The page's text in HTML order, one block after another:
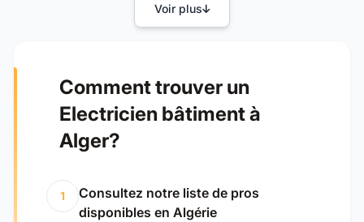
Voir plus
Comment trouver un
Electricien bâtiment à
Alger?
1
Consultez notre liste de pros
disponibles en Algérie